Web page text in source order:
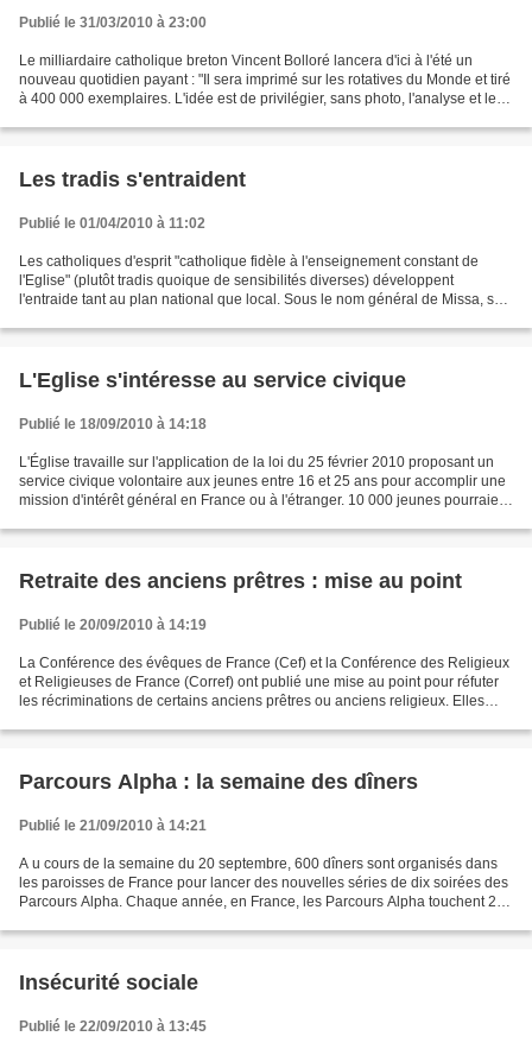
Publié le 31/03/2010 à 23:00
Le milliardaire catholique breton Vincent Bolloré lancera d'ici à l'été un
nouveau quotidien payant : "Il sera imprimé sur les rotatives du Monde et tiré
à 400 000 exemplaires. L'idée est de privilégier, sans photo, l'analyse et les
Les tradis s'entraident
Publié le 01/04/2010 à 11:02
Les catholiques d'esprit "catholique fidèle à l'enseignement constant de
l'Eglise" (plutôt tradis quoique de sensibilités diverses) développent
l'entraide tant au plan national que local. Sous le nom général de Missa, se
L'Eglise s'intéresse au service civique
Publié le 18/09/2010 à 14:18
L'Église travaille sur l'application de la loi du 25 février 2010 proposant un
service civique volontaire aux jeunes entre 16 et 25 ans pour accomplir une
mission d'intérêt général en France ou à l'étranger. 10 000 jeunes pourraient
Retraite des anciens prêtres : mise au point
Publié le 20/09/2010 à 14:19
La Conférence des évêques de France (Cef) et la Conférence des Religieux
et Religieuses de France (Corref) ont publié une mise au point pour réfuter
les récriminations de certains anciens prêtres ou anciens religieux. Elles
Parcours Alpha : la semaine des dîners
Publié le 21/09/2010 à 14:21
A u cours de la semaine du 20 septembre, 600 dîners sont organisés dans
les paroisses de France pour lancer des nouvelles séries de dix soirées des
Parcours Alpha. Chaque année, en France, les Parcours Alpha touchent 20
Insécurité sociale
Publié le 22/09/2010 à 13:45